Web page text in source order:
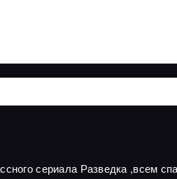
сериала Разведка ,всем